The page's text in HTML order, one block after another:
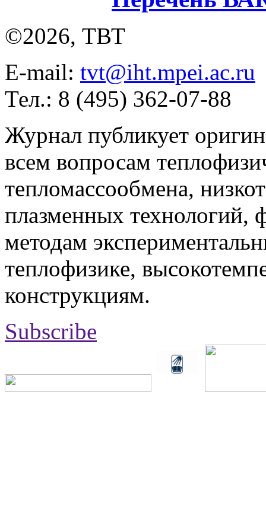
©2026, ТВТ
E-mail: tvt@iht.mpei.ac.ru
Тел.: 8 (495) 362-07-88
Журнал публикует
всем вопросам
тепломассообмена,
плазменных технологий,
методам
теплофизике,
конструкциям.
Subscribe